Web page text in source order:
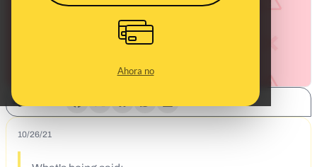
Ahora no
10/26/21